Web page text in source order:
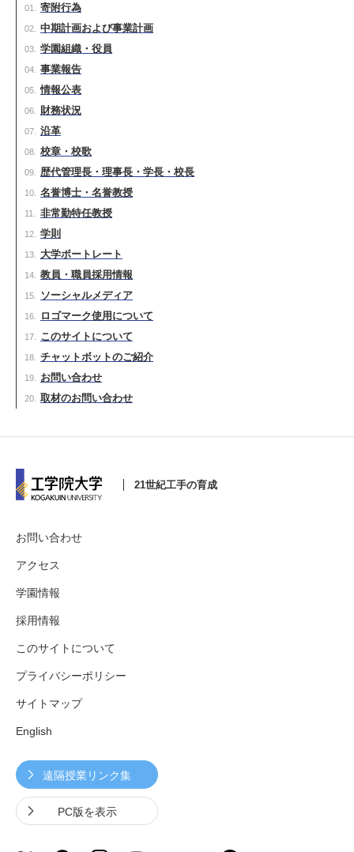
寄附行為
中期計画および事業計画
学園組織・役員
事業報告
情報公表
財務状況
沿革
校章・校歌
歴代管理長・理事長・学長・校長
名誉博士・名誉教授
非常勤特任教授
学則
大学ポートレート
教員・職員採用情報
ソーシャルメディア
ロゴマーク使用について
このサイトについて
チャットボットのご紹介
お問い合わせ
取材のお問い合わせ
21世紀工手の育成
お問い合わせ
アクセス
学園情報
採用情報
このサイトについて
プライバシーポリシー
サイトマップ
English
遠隔授業リンク集
PC版を表示